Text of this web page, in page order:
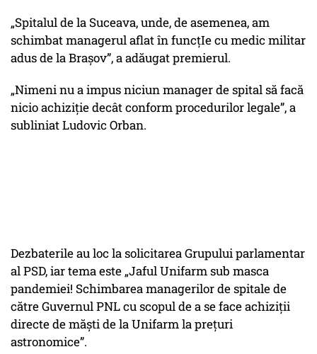
„Spitalul de la Suceava, unde, de asemenea, am
schimbat managerul aflat în funcțIe cu medic militar
adus de la Brașov”, a adăugat premierul.
„Nimeni nu a impus niciun manager de spital să facă
nicio achiziție decât conform procedurilor legale”, a
subliniat Ludovic Orban.
Dezbaterile au loc la solicitarea Grupului parlamentar
al PSD, iar tema este „Jaful Unifarm sub masca
pandemiei! Schimbarea managerilor de spitale de
către Guvernul PNL cu scopul de a se face achiziţii
directe de măşti de la Unifarm la preţuri
astronomice”.